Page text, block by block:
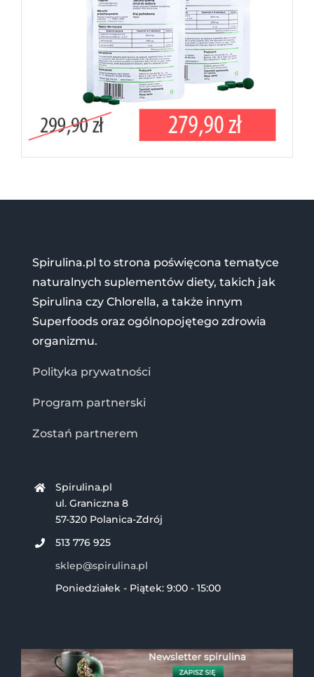
Spirulina.pl to strona poświęcona tematyce
naturalnych suplementów diety, takich jak
Spirulina czy Chlorella, a także innym
Superfoods oraz ogólnopojętego zdrowia
organizmu.
Polityka prywatności
Program partnerski
Zostań partnerem
Spirulina.pl
ul. Graniczna 8
57-320 Polanica-Zdrój
513 776 925
sklep@spirulina.pl
Poniedziałek - Piątek: 9:00 - 15:00